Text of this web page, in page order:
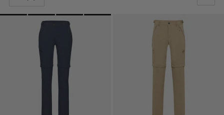
NAŠE ODPORÚČANIE
CENA OD NAJNIŽŠEJ PO NAJVYŠŠIU
CENA VYSOKÁ AŽ NÍZKA